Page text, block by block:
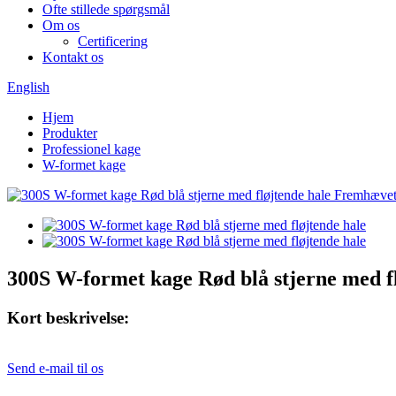
Ofte stillede spørgsmål
Om os
Certificering
Kontakt os
English
Hjem
Produkter
Professionel kage
W-formet kage
300S W-formet kage Rød blå stjerne med
Kort beskrivelse:
Send e-mail til os